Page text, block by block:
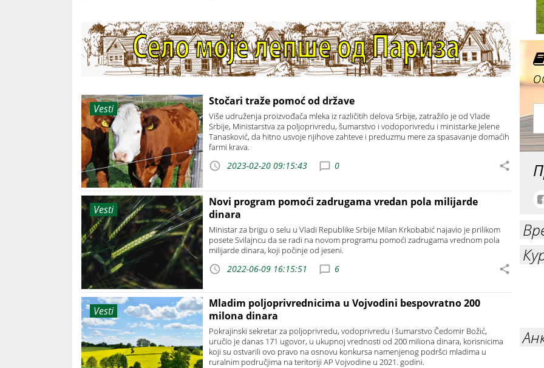
Vesti
Stočari traže pomoć od države
Više udruženja proizvođača mleka iz različitih delova Srbije, zatražilo je od Vlade
Srbije, Ministarstva za poljoprivredu, šumarstvo i vodoporivredu i ministarke Jelene
Tanasković, da hitno usvoje njihove zahteve i preduzmu mere za spasavanje domaćih
farmi krava.
2023-02-20 09:15:43 0
Vesti
Novi program pomoći zadrugama vredan pola milijarde
dinara
Ministar za brigu o selu u Vladi Republike Srbije Milan Krkobabić najavio je prilikom
posete Svilajncu da se radi na novom programu pomoći zadrugama vrednom pola
milijarde dinara, koji počinje od jeseni.
2022-06-09 16:15:51 6
Vesti
Mladim poljoprivrednicima u Vojvodini bespovratno 200
milona dinara
Pokrajinski sekretar za poljoprivredu, vodoprivredu i šumarstvo Čedomir Božić,
uručio je danas 171 ugovor, u ukupnoj vrednosti od 200 miliona dinara, korisnicima
koji su ostvarili ovo pravo na osnovu konkursa namenjenog podršci mladima u
ruralnim područjima na teritoriji AP Vojvodine u 2021. godini.